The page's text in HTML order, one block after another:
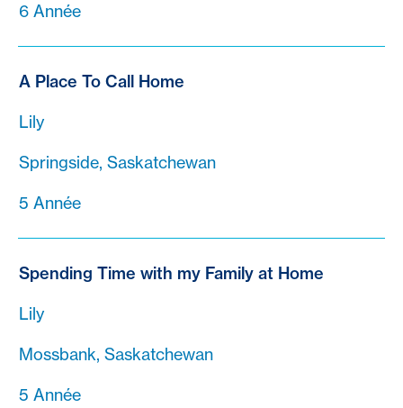
6 Année
A Place To Call Home
Lily
Springside, Saskatchewan
5 Année
Spending Time with my Family at Home
Lily
Mossbank, Saskatchewan
5 Année